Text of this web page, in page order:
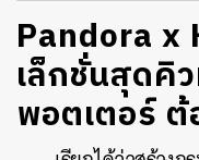
Pandora x
เล็กชั่นสุดคิ
พอตเตอร์